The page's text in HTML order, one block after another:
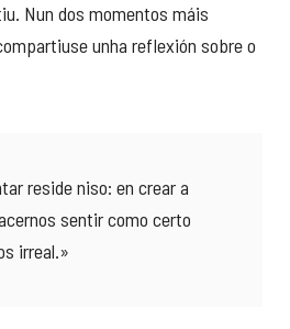
Nun dos momentos máis
unha reflexión sobre o
reside niso: en crear a
sentir como certo
irreal.»